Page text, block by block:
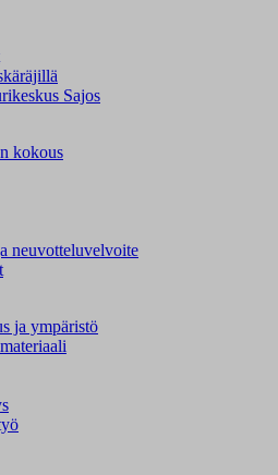
Sajos
kokous
neuvotteluvelvoite
ja ympäristö